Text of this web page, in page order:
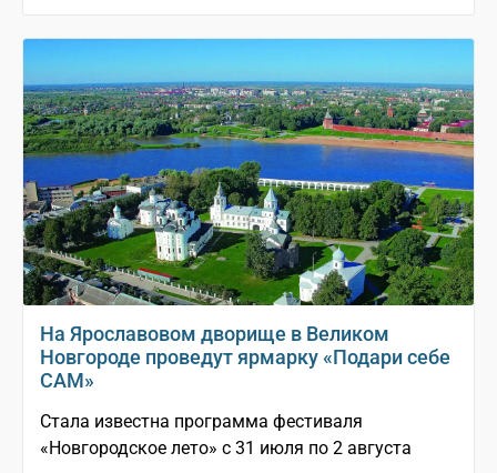
На Ярославовом дворище в Великом
Новгороде проведут ярмарку «Подари себе
САМ»
Стала известна программа фестиваля
«Новгородское лето» с 31 июля по 2 августа